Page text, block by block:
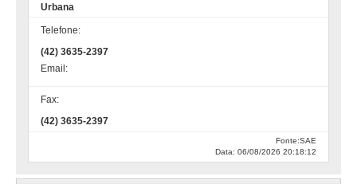
Urbana
Telefone:
(42) 3635-2397
Email:
Fax:
(42) 3635-2397
Fonte:SAE
Data: 06/08/2026 20:18:12